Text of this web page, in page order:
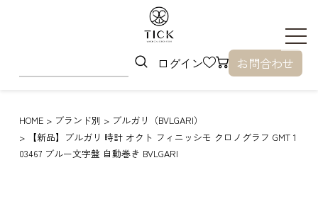
ログイン お問合わせ
HOME ブランド別
ブルガリ（BVLGARI）
【新品】ブルガリ 時計 オクト フィニッシモ クロノグラフ GMT 1
03467 ブルー文字盤 自動巻き BVLGARI